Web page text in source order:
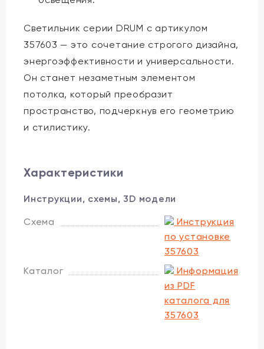
Светильник серии DRUM с артикулом
357603 — это сочетание строгого дизайна,
энергоэффективности и универсальности.
Он станет незаметным элементом
потолка, который преобразит
пространство, подчеркнув его геометрию
и стилистику.
Характеристики
Инструкции, схемы, 3D модели
Схема
Инструкция
по установке
357603
Каталог
Информация
из PDF
каталога для
357603